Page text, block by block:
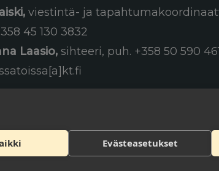
viestintä- ja
45 130 3832
Laasio, sihteeri, puh. +358 50 590
uutiskirje Tietosuojaseloste
Evästeasetukset